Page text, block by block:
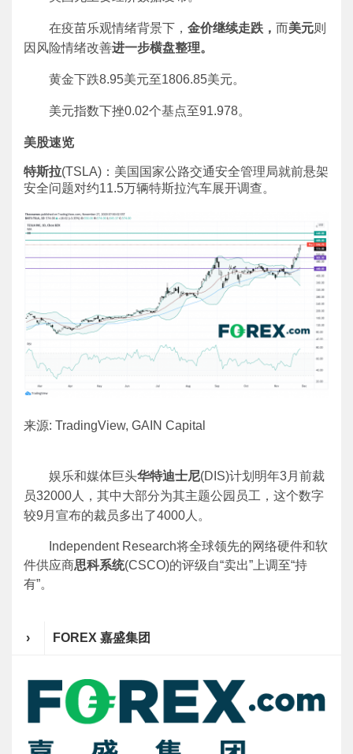
在疫苗乐观情绪背景下， 金价继续走跌， 而美元则
因风险情绪改善进一步横盘整理。
黄金下跌8.95美元至1806.85美元。
美元指数下挫0.02个基点至91.978。
美股速览
特斯拉(TSLA)：美国国家公路交通安全管理局就前悬架
安全问题对约11.5万辆特斯拉汽车展开调查。
来源: TradingView, GAIN Capital
娱乐和媒体巨头华特迪士尼(DIS)计划明年3月前裁
员32000人，其中大部分为其主题公园员工，这个数字
较9月宣布的裁员多出了4000人。
Independent Research将全球领先的网络硬件和软
件供应商思科系统(CSCO)的评级自“卖出”上调至“持
有”。
› FOREX 嘉盛集团